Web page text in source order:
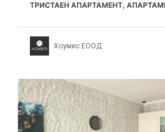
ТРИСТАЕН АПАРТАМЕНТ,
Хоумис ЕООД